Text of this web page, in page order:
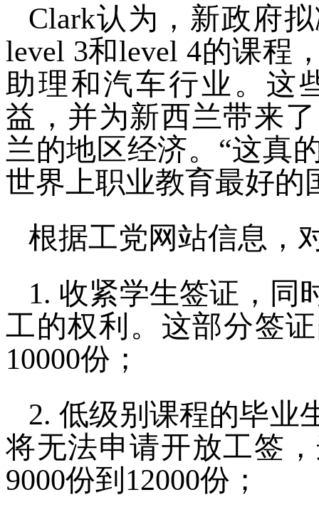
Clark认为，新政府
level 3和level 4的课程
助理和汽车行业。这
益，并为新西兰带来
兰的地区经济。“这真
世界上职业教育最好的
根据工党网站信息，
1. 收紧学生签证，同
工的权利。这部分签
10000份；
2. 低级别课程的毕业
将无法申请开放工签
9000份到12000份；